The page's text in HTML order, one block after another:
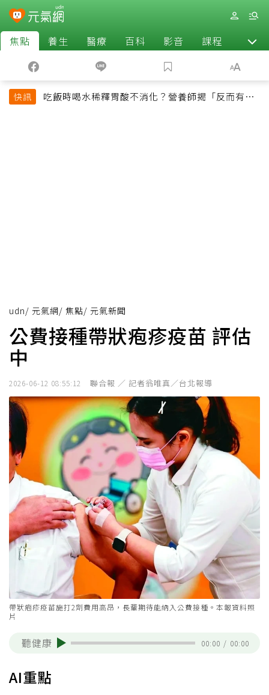
焦點 養生 醫療 百科 影音 課程 退休
快訊
吃飯時喝水稀釋胃酸不消化？營養師揭「反而有好
udn/ 元氣網/ 焦點/ 元氣新聞
公費接種帶狀疱疹疫苗 評估
中
2026-06-12 08:55:12 聯合報 ／ 記者翁唯真／台北報導
帶狀疱疹疫苗施打2劑費用高昂，長輩期待能納入公費接種。本報資料照
片
聽健康 00:00 / 00:00
AI重點